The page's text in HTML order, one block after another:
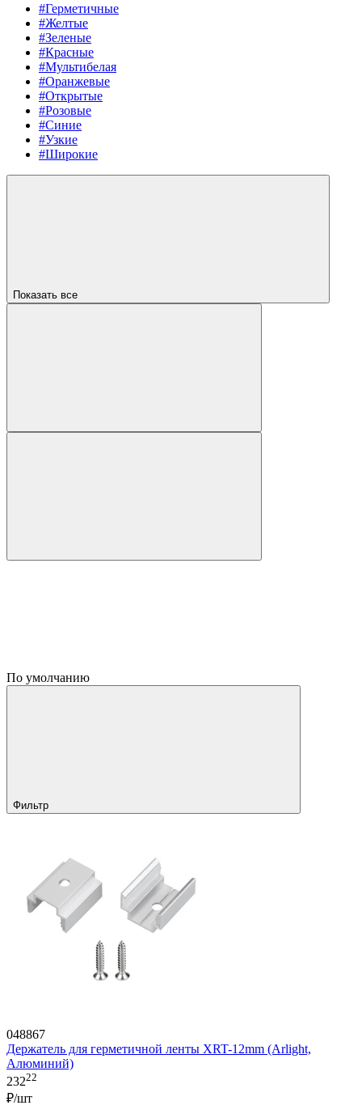
#Герметичные
#Желтые
#Зеленые
#Красные
#Мультибелая
#Оранжевые
#Открытые
#Розовые
#Синие
#Узкие
#Широкие
Показать все
По умолчанию
Фильтр
048867
Держатель для герметичной ленты XRT-12mm (Arlight,
Алюминий)
23222
₽/шт